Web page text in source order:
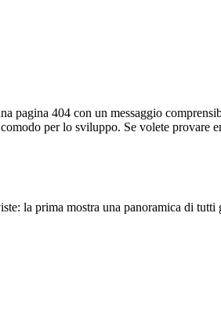
pagina 404 con un messaggio
per lo sviluppo. Se volete provare
la prima mostra una panoramica di